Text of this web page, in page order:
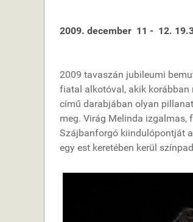
2009. december 11 - 12.
2009 tavaszán jubileumi
fiatal alkotóval, akik korábban
című darabjában olyan
meg. Virág Melinda
Szájbanforgó kiindulópontját
egy est keretében kerül